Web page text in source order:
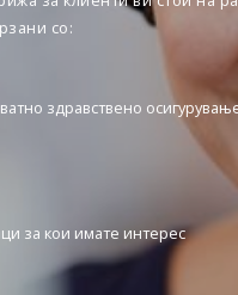
со:
здравствено
за кои имате интерес